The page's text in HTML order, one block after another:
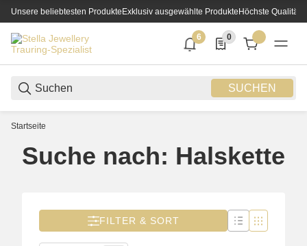
Unsere beliebtesten ProdukteExklusiv ausgewählte ProdukteHöchste Qualität
SUCHEN
6
6 neue Notifizierungen
0
0 Produkte in der
Startseite
Suche nach: Halskette
FILTER & SORT